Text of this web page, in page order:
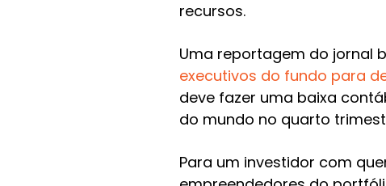
recursos.
Uma reportagem do jornal
executivos do fundo para
deve fazer uma baixa
do mundo no quarto
Para um investidor com